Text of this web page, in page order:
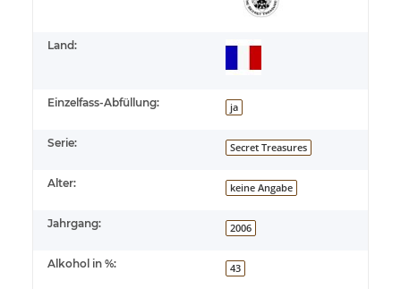
Land:
Einzelfass-Abfüllung: ja
Serie: Secret Treasures
Alter: keine Angabe
Jahrgang: 2006
Alkohol in %: 43